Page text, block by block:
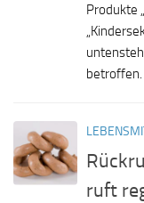
Produkte
ruft